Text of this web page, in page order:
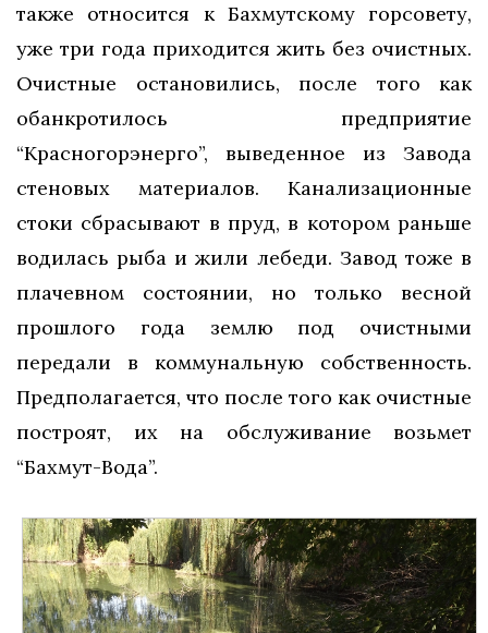
также относится к Бахмутскому горсовету,
уже три года приходится жить без очистных.
Очистные остановились, после того как
обанкротилось предприятие
“Красногорэнерго”, выведенное из Завода
стеновых материалов. Канализационные
стоки сбрасывают в пруд, в котором раньше
водилась рыба и жили лебеди. Завод тоже в
плачевном состоянии, но только весной
прошлого года землю под очистными
передали в коммунальную собственность.
Предполагается, что после того как очистные
построят, их на обслуживание возьмет
“Бахмут-Вода”.